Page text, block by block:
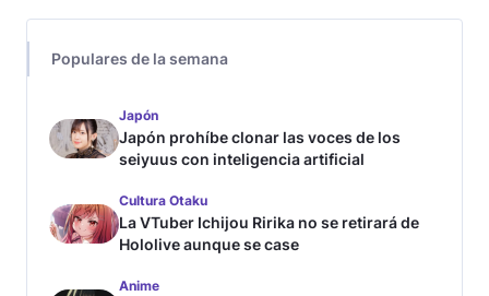
Populares de la semana
Japón
Japón prohíbe clonar las voces de los
seiyuus con inteligencia artificial
Cultura Otaku
La VTuber Ichijou Ririka no se retirará de
Hololive aunque se case
Anime